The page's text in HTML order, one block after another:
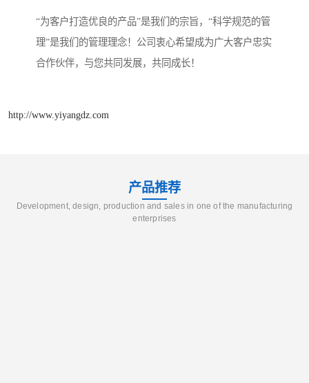
“为客户打造优良的产品”是我们的宗旨，“科学规范的管
理”是我们的管理理念！公司衷心希望成为广大客户忠实
合作伙伴，与您共同发展，共同成长！
http://www.yiyangdz.com
产品推荐
Development, design, production and sales in one of the manufacturing
enterprises